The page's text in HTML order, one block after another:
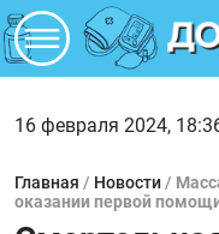
16 февраля 2024,
Главная / Новости /
оказании первой